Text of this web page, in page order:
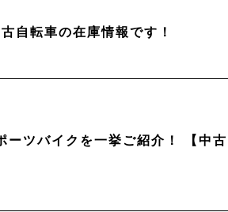
自転車の在庫情報です！
ツバイクを一挙ご紹介！ 【中